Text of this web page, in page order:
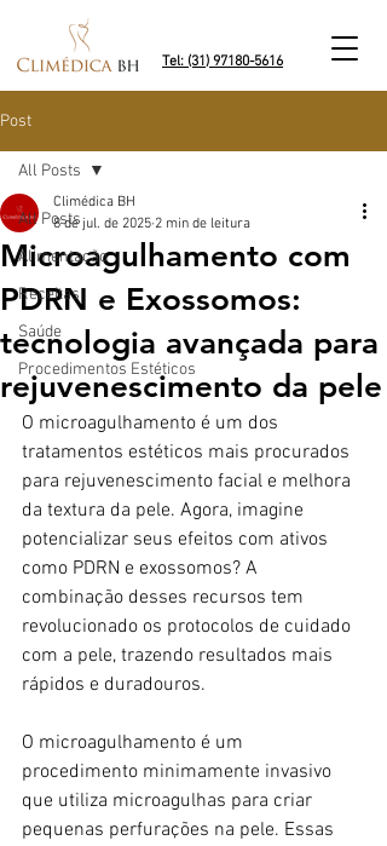
Tel: (31) 97180-5616
Post
All Posts
Alimentação
Receitas
Saúde
Procedimentos Estéticos
All Posts
Microagulhamento com
PDRN e Exossomos:
tecnologia avançada para
rejuvenescimento da pele
Climédica BH
8 de jul. de 2025 2 min de leitura
O microagulhamento é um dos
tratamentos estéticos mais procurados
para rejuvenescimento facial e melhora
da textura da pele. Agora, imagine
potencializar seus efeitos com ativos
como PDRN e exossomos? A
combinação desses recursos tem
revolucionado os protocolos de cuidado
com a pele, trazendo resultados mais
rápidos e duradouros.
O microagulhamento é um
procedimento minimamente invasivo
que utiliza microagulhas para criar
pequenas perfurações na pele. Essas